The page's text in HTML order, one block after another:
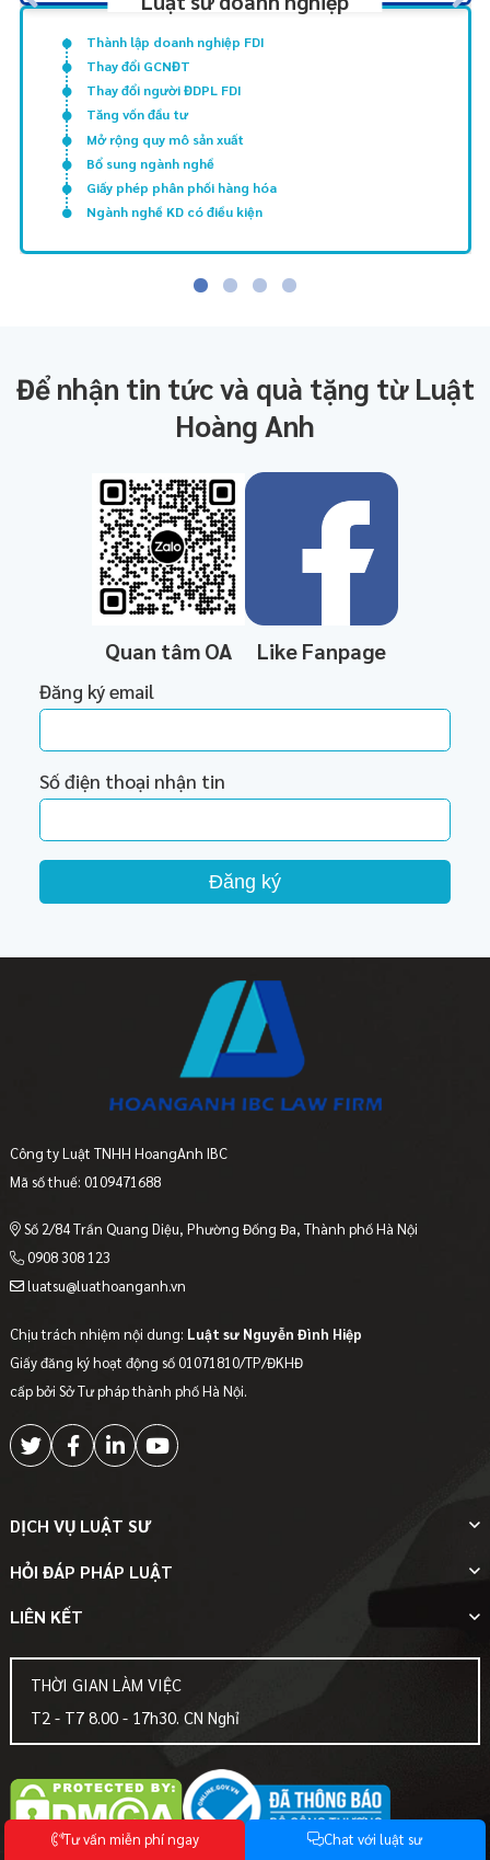
Thành lập doanh nghiệp FDI
Thay đổi GCNĐT
Thay đổi người ĐDPL FDI
Tăng vốn đầu tư
Mở rộng quy mô sản xuất
Bổ sung ngành nghề
Giấy phép phân phối hàng hóa
Ngành nghề KD có điều kiện
Để nhận tin tức và quà tặng từ Luật
Hoàng Anh
Quan tâm OA Like Fanpage
Đăng ký email
Số điện thoại nhận tin
Đăng ký
Công ty Luật TNHH HoangAnh IBC
Mã số thuế: 0109471688
Số 2/84 Trần Quang Diệu, Phường Đống Đa, Thành phố Hà Nội
0908 308 123
luatsu@luathoanganh.vn
Chịu trách nhiệm nội dung: Luật sư Nguyễn Đình Hiệp
Giấy đăng ký hoạt động số 01071810/TP/ĐKHĐ
cấp bởi Sở Tư pháp thành phố Hà Nội.
DỊCH VỤ LUẬT SƯ
HỎI ĐÁP PHÁP LUẬT
LIÊN KẾT
THỜI GIAN LÀM VIỆC
T2 - T7 8.00 - 17h30. CN Nghỉ
Tưvấn miễn phíngay Chat với luật sư